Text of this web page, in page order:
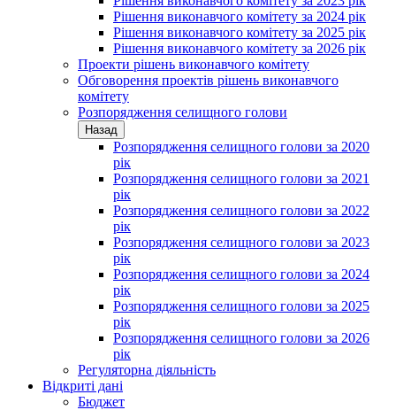
Рішення виконавчого комітету за 2024 рік
Рішення виконавчого комітету за 2025 рік
Рішення виконавчого комітету за 2026 рік
Проекти рішень виконавчого комітету
Обговорення проектів рішень виконавчого
комітету
Розпорядження селищного голови
Назад
Розпорядження селищного голови за 2020
рік
Розпорядження селищного голови за 2021
рік
Розпорядження селищного голови за 2022
рік
Розпорядження селищного голови за 2023
рік
Розпорядження селищного голови за 2024
рік
Розпорядження селищного голови за 2025
рік
Розпорядження селищного голови за 2026
рік
Регуляторна діяльність
Відкриті дані
Бюджет